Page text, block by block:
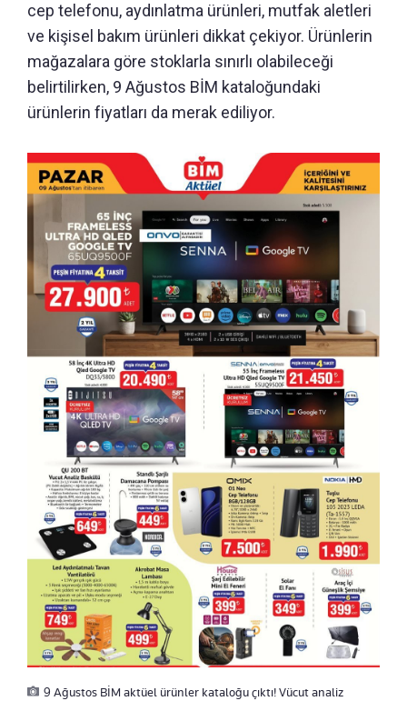
cep telefonu, aydınlatma ürünleri, mutfak aletleri
ve kişisel bakım ürünleri dikkat çekiyor. Ürünlerin
mağazalara göre stoklarla sınırlı olabileceği
belirtilirken, 9 Ağustos BİM kataloğundaki
ürünlerin fiyatları da merak ediliyor.
9 Ağustos BİM aktüel ürünler kataloğu çıktı! Vücut analiz